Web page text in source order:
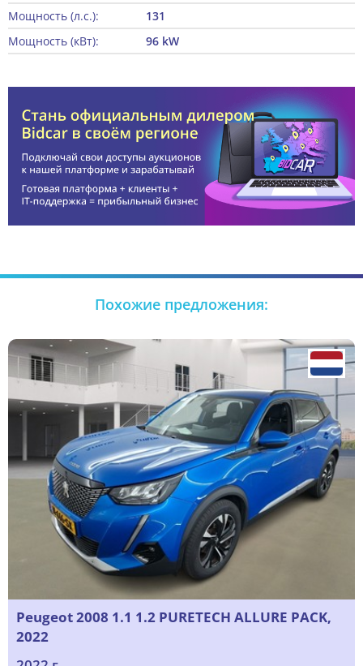
Мощность (л.с.):
131
Мощность (кВт):
96 kW
Похожие предложения:
Peugeot 2008 1.1 1.2 PURETECH ALLURE PACK,
2022